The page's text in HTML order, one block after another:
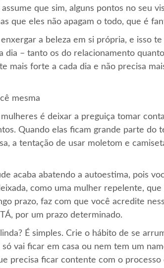
que sim, alguns pontos no seu
que eles não apagam o todo, que é
a beleza em si própria, e isso
dia – tanto os do relacionamento
mais forte a cada dia e não precisa
mesma
é deixar a preguiça tomar
Quando elas ficam grande parte do
a tentação de usar moletom e
acaba abatendo a autoestima, pois
como uma mulher repelente,
prazo, faz com que você acredite
por um prazo determinado.
É simples. Crie o hábito de se
vai ficar em casa ou nem tem um
precisa ficar contente com o